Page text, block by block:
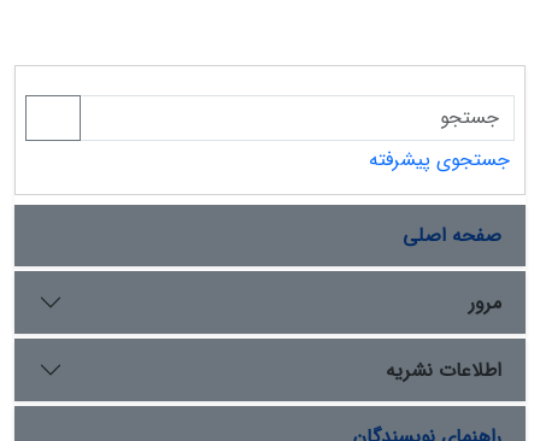
جستجوی پیشرفته
صفحه اصلی
مرور
اطلاعات نشریه